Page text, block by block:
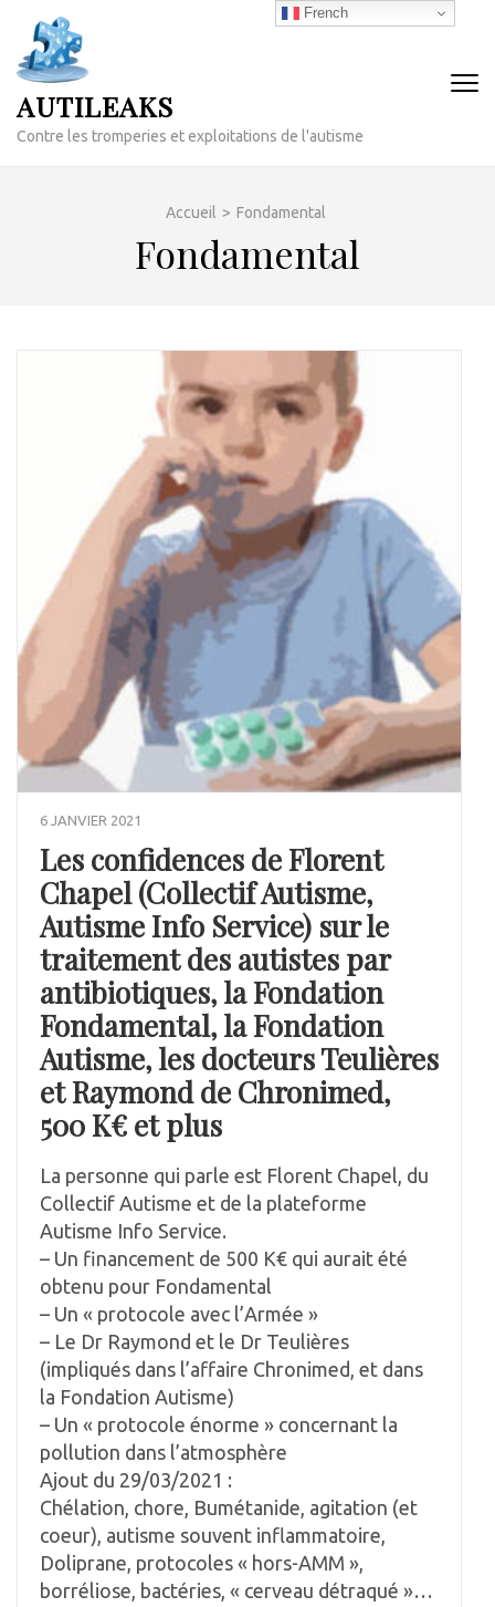
contenu
Entrée)
AUTILEAKS
Contre les tromperies et exploitations de l'autisme
Accueil > Fondamental
Fondamental
6 JANVIER 2021
Les confidences de Florent
Chapel (Collectif Autisme,
Autisme Info Service) sur le
traitement des autistes par
antibiotiques, la Fondation
Fondamental, la Fondation
Autisme, les docteurs Teulières
et Raymond de Chronimed,
500 K€ et plus
La personne qui parle est Florent Chapel, du
Collectif Autisme et de la plateforme
Autisme Info Service.
– Un financement de 500 K€ qui aurait été
obtenu pour Fondamental
– Un « protocole avec l’Armée »
– Le Dr Raymond et le Dr Teulières
(impliqués dans l’affaire Chronimed, et dans
la Fondation Autisme)
– Un « protocole énorme » concernant la
pollution dans l’atmosphère
Ajout du 29/03/2021 :
Chélation, chore, Bumétanide, agitation (et
coeur), autisme souvent inflammatoire,
Doliprane, protocoles « hors-AMM »,
borréliose, bactéries, « cerveau détraqué »…
French